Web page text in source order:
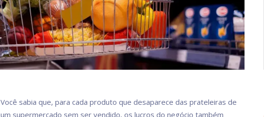
Você sabia que, para cada produto que desaparece das prateleiras de
um supermercado sem ser vendido, os lucros do negócio também